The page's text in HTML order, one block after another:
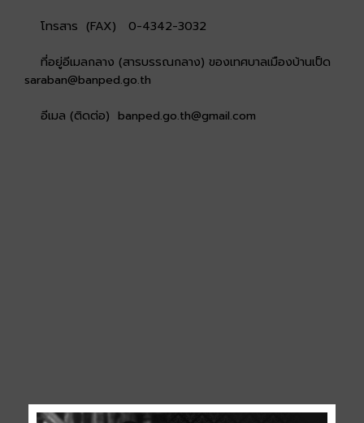
โทรสาร (FAX) 0-4342-3032
ที่อยู่อีเมลกลาง (สารบรรณกลาง) ของเทศบาลเมืองบ้านเป็ด
saraban@banped.go.th
อีเมล (ติดต่อ) banped.go.th@gmail.com